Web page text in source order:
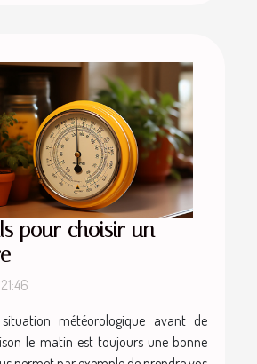
pour choisir un
météorologique avant de
le matin est toujours une bonne